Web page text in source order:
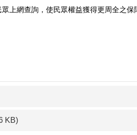
上網查詢，使民眾權益獲得更周全之保
KB)